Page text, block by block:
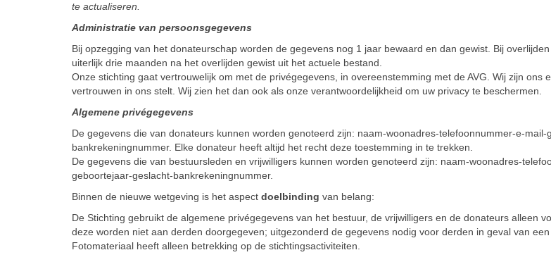
te actualiseren.
Administratie van persoonsgegevens
Bij opzegging van het donateurschap worden de gegevens nog 1 jaar bewaard en dan gewist. Bij
uiterlijk drie maanden na het overlijden gewist uit het actuele bestand.
Onze stichting gaat vertrouwelijk om met de privégegevens, in overeenstemming met de AVG. Wij zijn ons
vertrouwen in ons stelt. Wij zien het dan ook als onze verantwoordelijkheid om uw privacy te beschermen.
Algemene privégegevens
De gegevens die van donateurs kunnen worden genoteerd zijn: naam-woonadres-telefoonnummer-e-mail-
bankrekeningnummer. Elke donateur heeft altijd het recht deze toestemming in te trekken.
De gegevens die van bestuursleden en vrijwilligers kunnen worden genoteerd zijn: naam-woonadres-
geboortejaar-geslacht-bankrekeningnummer.
Binnen de nieuwe wetgeving is het aspect doelbinding van belang:
De Stichting gebruikt de algemene privégegevens van het bestuur, de vrijwilligers en de donateurs alleen
deze worden niet aan derden doorgegeven; uitgezonderd de gegevens nodig voor derden in geval van een
Fotomateriaal heeft alleen betrekking op de stichtingsactiviteiten.